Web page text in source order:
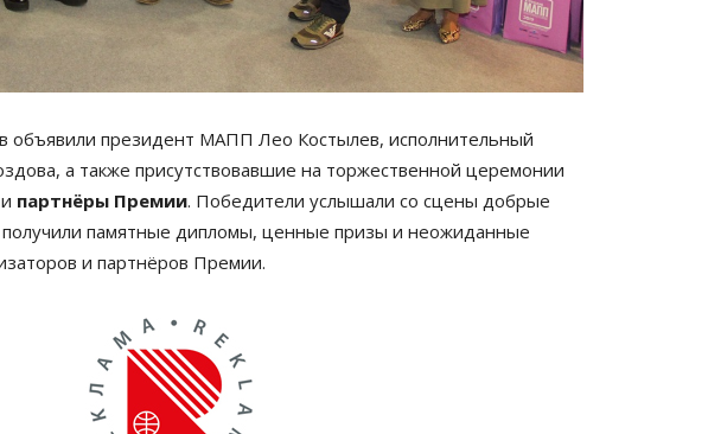
объявили президент МАПП Лео Костылев, исполнительный
а также присутствовавшие на торжественной церемонии
и партнёры Премии. Победители услышали со сцены добрые
получили памятные дипломы, ценные призы и неожиданные
и партнёров Премии.